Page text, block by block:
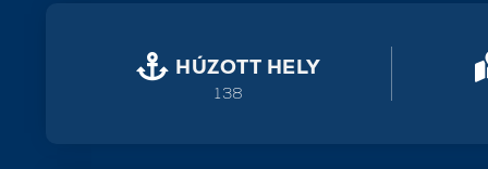
HÚZOTT HELY
138